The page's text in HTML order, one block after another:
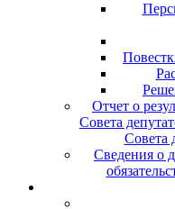
Отчет о
Совета
Совета
Сведения о